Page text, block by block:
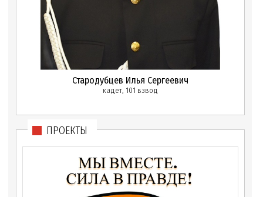
Стародубцев Илья Сергеевич
кадет, 101 взвод
ПРОЕКТЫ